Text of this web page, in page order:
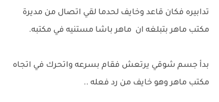
تدابيره فكان قاعد وخايف لحدما لقي اتصال من مديرة
مكتب ماهر بتبلغه ان ماهر باشا مستنيه في مكتبه.
بدأ جسم شوقي يرتعش فقام بسرعه واتحرك في اتجاه
مكتب ماهر وهو خايف من رد فعله ..